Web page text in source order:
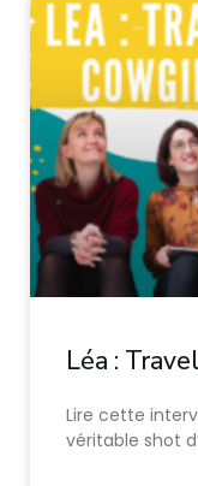
Léa :
Lire cette
véritable shot